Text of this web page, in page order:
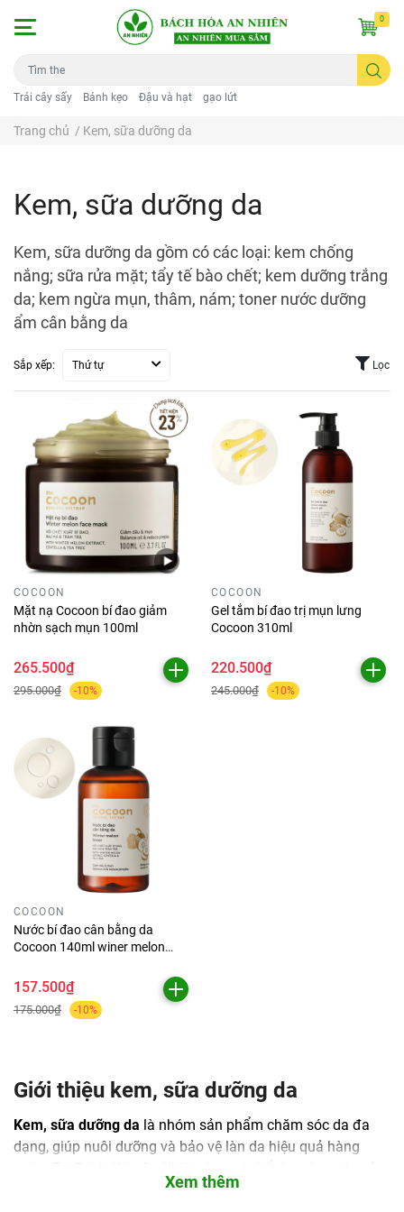
Trái cây sấy Bánh kẹo Đậu và hạt gạo lứt
0
Trang chủ / Kem, sữa dưỡng da
Kem, sữa dưỡng da
Kem, sữa dưỡng da gồm có các loại: kem chống
nắng; sữa rửa mặt; tẩy tế bào chết; kem dưỡng trắng
da; kem ngừa mụn, thâm, nám; toner nước dưỡng
ẩm cân bằng da
Sắp xếp: Thứ tự Lọc
COCOON
Mặt nạ Cocoon bí đao giảm
nhờn sạch mụn 100ml
265.500₫
295.000₫ -10%
COCOON
Gel tắm bí đao trị mụn lưng
Cocoon 310ml
220.500₫
245.000₫ -10%
COCOON
Nước bí đao cân bằng da
Cocoon 140ml winer melon
157.500₫
175.000₫ -10%
Giới thiệu kem, sữa dưỡng da
Kem, sữa dưỡng da là nhóm sản phẩm chăm sóc da đa
dạng, giúp nuôi dưỡng và bảo vệ làn da hiệu quả hàng
phẩm như kem chống nắng, kem dưỡng trắng da, kem
Xem thêm